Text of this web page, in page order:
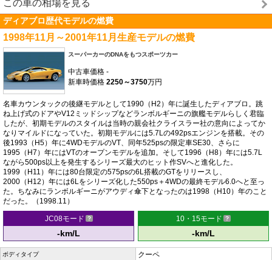
この車の相場を見る
ディアブロ歴代モデルの燃費
1998年11月～2001年11月生産モデルの燃費
スーパーカーのDNAをもつスポーツカー
中古車価格 -
新車時価格 2250～3750万円
名車カウンタックの後継モデルとして1990（H2）年に誕生したディアブロ。跳
ね上げ式のドアやV12ミッドシップなどランボルギーニの旗艦モデルらしく君臨
したが、初期モデルのスタイルは当時の親会社クライスラー社の意向によってか
なりマイルドになっていた。初期モデルには5.7Lの492psエンジンを搭載。その
後1993（H5）年に4WDモデルのVT、同年525psの限定車SE30、さらに
1995（H7）年にはVTのオープンモデルを追加。そして1996（H8）年には5.7L
ながら500ps以上を発生するシリーズ最大のヒット作SVへと進化した。
1999（H11）年には80台限定の575psの6L搭載のGTをリリースし、
2000（H12）年には6Lをシリーズ化した550ps＋4WDの最終モデル6.0へと至っ
た。ちなみにランボルギーニがアウディ傘下となったのは1998（H10）年のこと
だった。（1998.11）
JC08モード
-km/L
10・15モード
-km/L
ボディタイプ クーペ